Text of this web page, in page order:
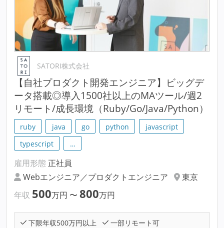
SATORI株式会社
【自社プロダクト開発エンジニア】ビッグデ
ータ搭載◎導入1500社以上のMAツール/週2
リモート/成長環境（Ruby/Go/Java/Python）
ruby java go python
javascript
typescript
…
雇用形態 正社員
Webエンジニア／プロダクトエンジニア
東京
年収 500万円 〜 800万円
下限年収500万円以上
一部リモート可